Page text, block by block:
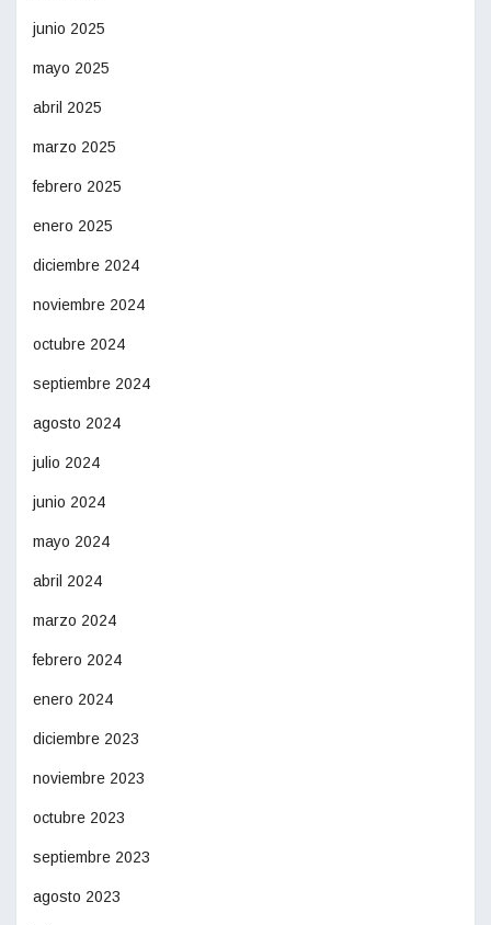
junio 2025
mayo 2025
abril 2025
marzo 2025
febrero 2025
enero 2025
diciembre 2024
noviembre 2024
octubre 2024
septiembre 2024
agosto 2024
julio 2024
junio 2024
mayo 2024
abril 2024
marzo 2024
febrero 2024
enero 2024
diciembre 2023
noviembre 2023
octubre 2023
septiembre 2023
agosto 2023